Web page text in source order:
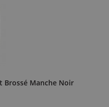
Brossé Manche Noir